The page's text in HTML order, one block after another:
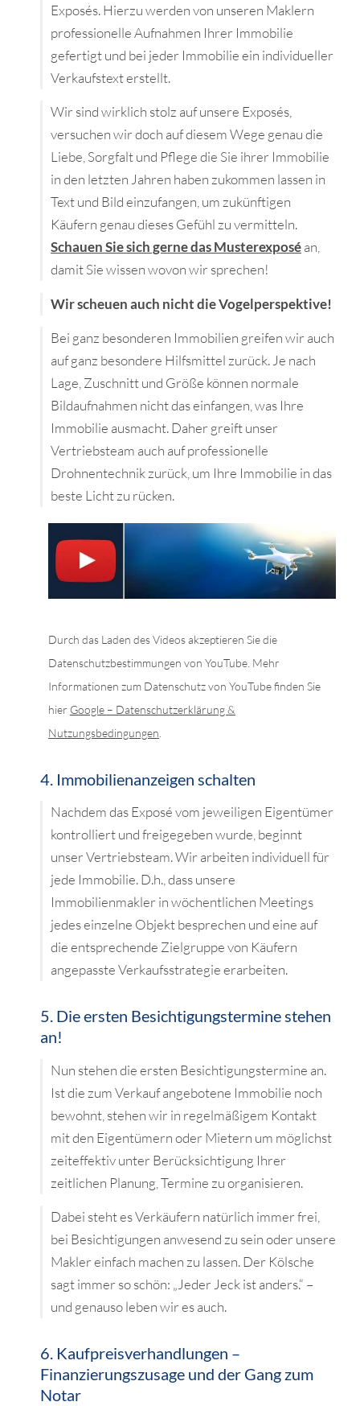
Exposés. Hierzu werden von unseren Maklern
professionelle Aufnahmen Ihrer Immobilie
gefertigt und bei jeder Immobilie ein individueller
Verkaufstext erstellt.
Wir sind wirklich stolz auf unsere Exposés,
versuchen wir doch auf diesem Wege genau die
Liebe, Sorgfalt und Pflege die Sie ihrer Immobilie
in den letzten Jahren haben zukommen lassen in
Text und Bild einzufangen, um zukünftigen
Käufern genau dieses Gefühl zu vermitteln.
Schauen Sie sich gerne dasMusterexposéan,
damit Sie wissen wovon wir sprechen!
Wir scheuen auch nicht die Vogelperspektive!
Bei ganz besonderen Immobilien greifen wir auch
auf ganz besondere Hilfsmittel zurück. Je nach
Lage, Zuschnitt und Größe können normale
Bildaufnahmen nicht das einfangen, was Ihre
Immobilie ausmacht. Daher greift unser
Vertriebsteam auch auf professionelle
Drohnentechnik zurück, um Ihre Immobilie in das
beste Licht zu rücken.
Durch das Laden des Videos akzeptieren Sie die
Datenschutzbestimmungen von YouTube. Mehr
Informationen zum Datenschutz von YouTube finden Sie
hier Google – Datenschutzerklärung &
Nutzungsbedingungen
4. Immobilienanzeigen schalten
Nachdem das Exposé vom jeweiligen Eigentümer
kontrolliert und freigegeben wurde, beginnt
unser Vertriebsteam. Wir arbeiten individuell für
jede Immobilie. D.h., dass unsere
Immobilienmakler in wöchentlichen Meetings
jedes einzelne Objekt besprechen und eine auf
die entsprechende Zielgruppe von Käufern
angepasste Verkaufsstrategie erarbeiten.
5. Die ersten Besichtigungstermine stehen
an!
Nun stehen die ersten Besichtigungstermine an.
Ist die zum Verkauf angebotene Immobilie noch
bewohnt, stehen wir in regelmäßigem Kontakt
mit den Eigentümern oder Mietern um möglichst
zeiteffektiv unter Berücksichtigung Ihrer
zeitlichen Planung, Termine zu organisieren.
Dabei steht es Verkäufern natürlich immer frei,
bei Besichtigungen anwesend zu sein oder unsere
Makler einfach machen zu lassen. Der Kölsche
sagt immer so schön: „Jeder Jeck ist anders.“ –
und genauso leben wir es auch.
6. Kaufpreisverhandlungen –
Finanzierungszusage und der Gang zum
Notar